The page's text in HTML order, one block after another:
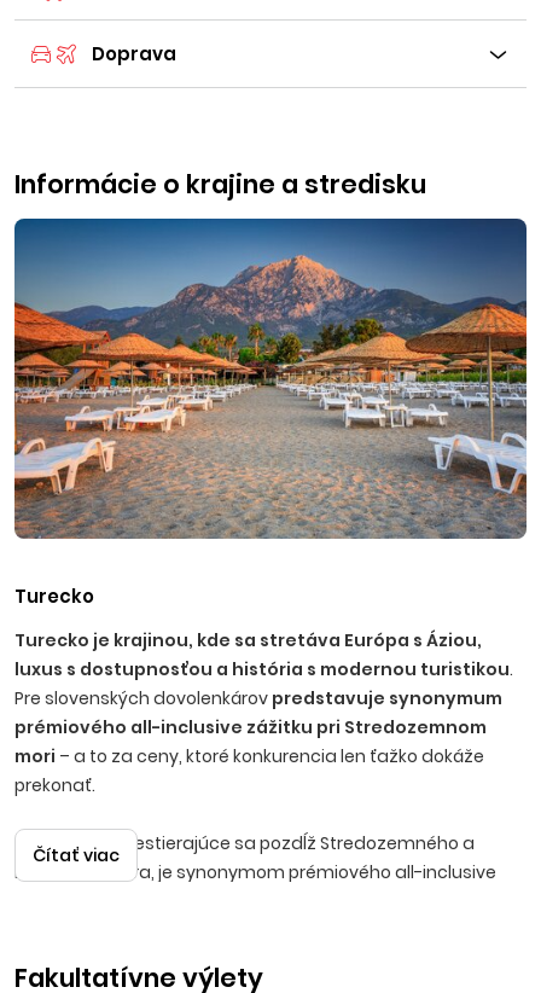
Doprava
Informácie o krajine a stredisku
Turecko
Turecko je krajinou, kde sa stretáva Európa s Áziou,
luxus s dostupnosťou a história s modernou turistikou.
Pre slovenských dovolenkárov predstavuje synonymum
prémiového all-inclusive zážitku pri Stredozemnom
mori – a to za ceny, ktoré konkurencia len ťažko dokáže
prekonať.
Turecko, rozprestierajúce sa pozdĺž Stredozemného a
Egejského mora, je synonymom prémiového all-inclusive
ktoré svieti viac ako 300 dní v roku
3 hodiny letu z Bratislavy alebo Košíc. Či už sa rozhodnete
Čítať viac
Fakultatívne výlety